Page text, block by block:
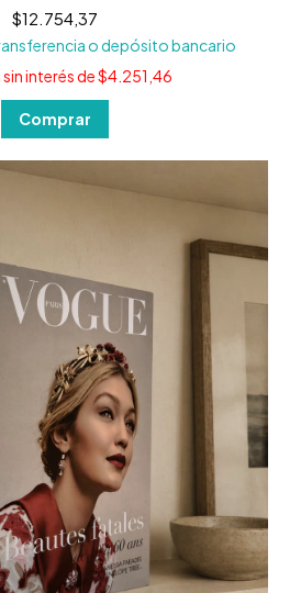
$12.754,37
o depósito bancario
interés de$4.251,46